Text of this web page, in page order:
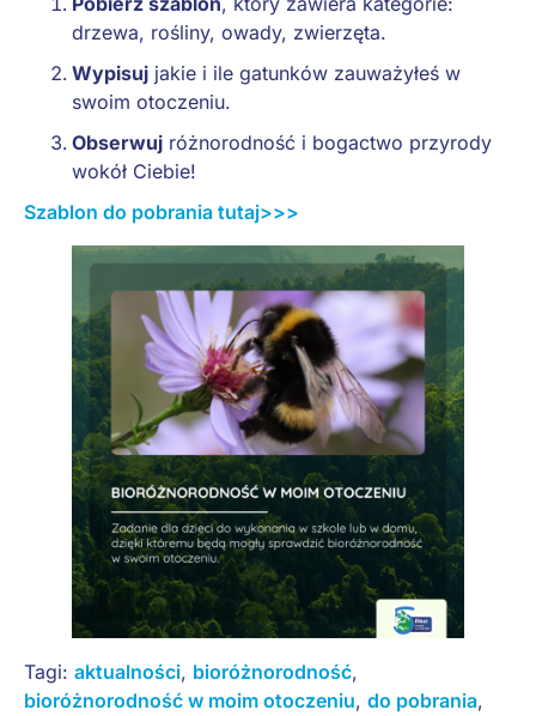
drzewa, rośliny, owady, zwierzęta.
Wypisuj jakie i ile gatunków zauważyłeś w
swoim otoczeniu.
Obserwuj różnorodność i bogactwo przyrody
wokół Ciebie!
Szablon do pobrania tutaj>>>
Tagi: aktualności, bioróżnorodność,
bioróżnorodność w moim otoczeniu, do pobrania,